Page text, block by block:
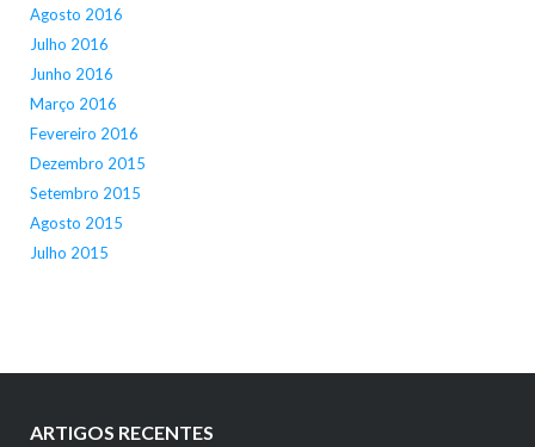
Agosto 2016
Julho 2016
Junho 2016
Março 2016
Fevereiro 2016
Dezembro 2015
Setembro 2015
Agosto 2015
Julho 2015
ARTIGOS RECENTES